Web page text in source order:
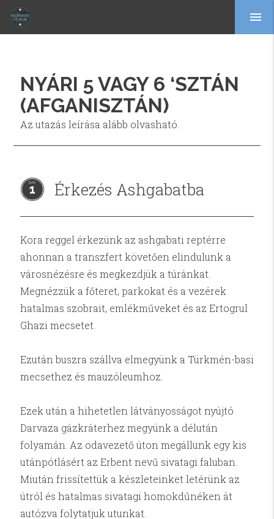
menu
NYÁRI 5 VAGY 6 ‘SZTÁN
(AFGANISZTÁN)
Az utazás leírása alább olvasható.
1 Érkezés Ashgabatba
Kora reggel érkezünk az ashgabati reptérre
ahonnan a transzfert követően elindulunk a
városnézésre és megkezdjük a túránkat.
Megnézzük a főteret, parkokat és a vezérek
hatalmas szobrait, emlékműveket és az Ertogrul
Ghazi mecsetet.
Ezután buszra szállva elmegyünk a Türkmén-basi
mecsethez és mauzóleumhoz.
Ezek után a hihetetlen látványosságot nyújtó
Darvaza gázkráterhez megyünk a délután
folyamán. Az odavezető úton megállunk egy kis
utánpótlásért az Erbent nevű sivatagi faluban.
Miután frissítettük a készleteinket letérünk az
útról és hatalmas sivatagi homokdűnéken át
autózva folytatjuk utunkat.